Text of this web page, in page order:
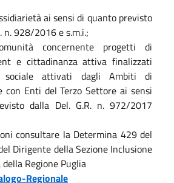
ai sensi di quanto previsto
n. 928/2016 e s.m.i.;
concernente progetti di
e cittadinanza attiva finalizzati
sociale attivati dagli Ambiti di
con Enti del Terzo Settore ai sensi
dalla Del. G.R. n. 972/2017
consultare la Determina 429 del
Dirigente della Sezione Inclusione
Regione Puglia
Regionale